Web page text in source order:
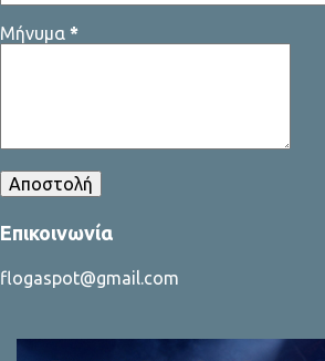
Μήνυμα *
Επικοινωνία
flogaspot@gmail.com